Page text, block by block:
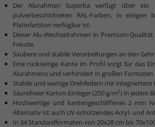
Der Alurahmen Superba verfügt über ein
pulverbeschichteten RAL-Farben, in
Platinfarbton verfügbar ist.
Dieser Alu-Wechselrahmen in Premium-
Freude.
Saubere und stabile Verarbeitungen an den
Eine rückseitige Kante im Profil sorgt für das
Alurahmens und verhindert in großen Formaten
Stabile und wertige Drehfedern mit
Säurefreier Karton-Einleger (250 g/m²) in
Hochwertige und kantengeschliffenes 2 mm
Alternativ ist auch UV-schützendes Acryl- und
In 34 Standardformaten von 20x28 cm bis